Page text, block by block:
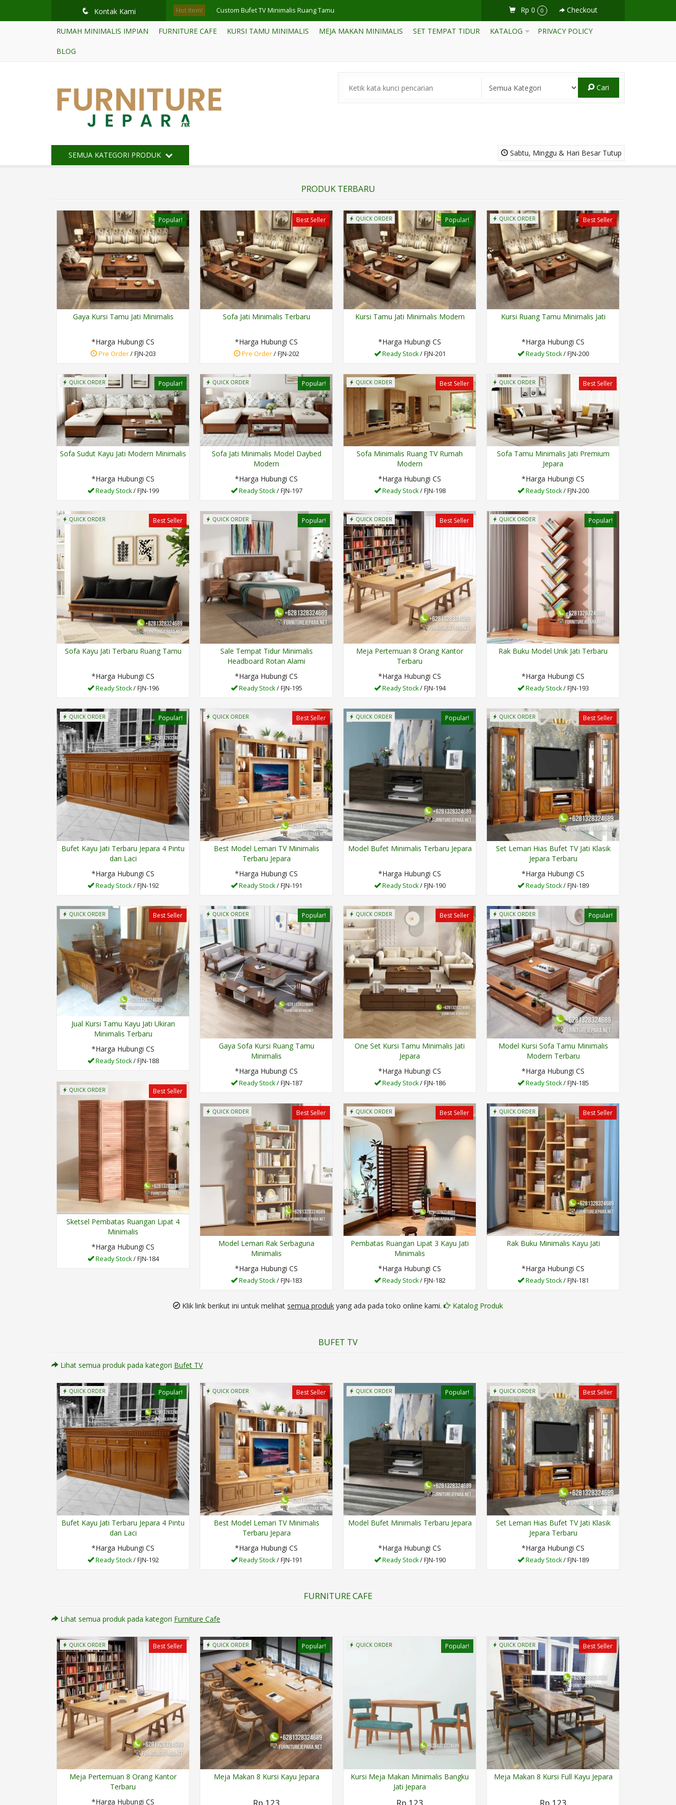
q Kontak Kami Hot Item! Bufet Minimalis Kayu Jati Estetika Ruang Tamu
Kursi Sofa Tamu Minimalis Jati Mewah Jepara
Desain Sofa Tamu Klasik Italian Jati Solid Antik F....
Rp 0 0 Checkout
RUMAH MINIMALIS IMPIAN FURNITURE CAFE KURSI TAMU MINIMALIS MEJA MAKAN MINIMALIS SET TEMPAT TIDUR KATALOG PRIVACY POLICY
BLOG
Cari
Sabtu, Minggu & Hari Besar Tutup
SEMUA KATEGORI PRODUK
PRODUK TERBARU
Popular!
Gaya Kursi Tamu Jati Minimalis
*Harga Hubungi CS
Pre Order/ FJN-203
Best Seller
Sofa Jati Minimalis Terbaru
*Harga Hubungi CS
Pre Order/ FJN-202
Popular!
QUICK ORDER
Kursi Tamu Jati Minimalis Modern
*Harga Hubungi CS
Ready Stock/ FJN-201
Best Seller
QUICK ORDER
Kursi Ruang Tamu Minimalis Jati
*Harga Hubungi CS
Ready Stock/ FJN-200
Popular!
QUICK ORDER
Sofa Sudut Kayu Jati Modern Minimalis
*Harga Hubungi CS
Ready Stock/ FJN-199
Popular!
QUICK ORDER
Sofa Jati Minimalis Model Daybed
Modern
*Harga Hubungi CS
Ready Stock/ FJN-197
Best Seller
QUICK ORDER
Sofa Minimalis Ruang TV Rumah
Modern
*Harga Hubungi CS
Ready Stock/ FJN-198
Best Seller
QUICK ORDER
Sofa Tamu Minimalis Jati Premium
Jepara
*Harga Hubungi CS
Ready Stock/ FJN-200
Best Seller
QUICK ORDER
Sofa Kayu Jati Terbaru Ruang Tamu
*Harga Hubungi CS
Ready Stock/ FJN-196
Popular!
QUICK ORDER
Sale Tempat Tidur Minimalis
Headboard Rotan Alami
*Harga Hubungi CS
Ready Stock/ FJN-195
Best Seller
QUICK ORDER
Meja Pertemuan 8 Orang Kantor
Terbaru
*Harga Hubungi CS
Ready Stock/ FJN-194
Popular!
QUICK ORDER
Rak Buku Model Unik Jati Terbaru
*Harga Hubungi CS
Ready Stock/ FJN-193
Popular!
QUICK ORDER
Bufet Kayu Jati Terbaru Jepara 4 Pintu
dan Laci
*Harga Hubungi CS
Ready Stock/ FJN-192
Best Seller
QUICK ORDER
Best Model Lemari TV Minimalis
Terbaru Jepara
*Harga Hubungi CS
Ready Stock/ FJN-191
Popular!
QUICK ORDER
Model Bufet Minimalis Terbaru Jepara
*Harga Hubungi CS
Ready Stock/ FJN-190
Best Seller
QUICK ORDER
Set Lemari Hias Bufet TV Jati Klasik
Jepara Terbaru
*Harga Hubungi CS
Ready Stock/ FJN-189
Best Seller
QUICK ORDER
Jual Kursi Tamu Kayu Jati Ukiran
Minimalis Terbaru
*Harga Hubungi CS
Ready Stock/ FJN-188
Popular!
QUICK ORDER
Gaya Sofa Kursi Ruang Tamu
Minimalis
*Harga Hubungi CS
Ready Stock/ FJN-187
Best Seller
QUICK ORDER
One Set Kursi Tamu Minimalis Jati
Jepara
*Harga Hubungi CS
Ready Stock/ FJN-186
Popular!
QUICK ORDER
Model Kursi Sofa Tamu Minimalis
Modern Terbaru
*Harga Hubungi CS
Ready Stock/ FJN-185
Best Seller
QUICK ORDER
Sketsel Pembatas Ruangan Lipat 4
Minimalis
*Harga Hubungi CS
Ready Stock/ FJN-184
Best Seller
QUICK ORDER
Model Lemari Rak Serbaguna
Minimalis
*Harga Hubungi CS
Ready Stock/ FJN-183
Best Seller
QUICK ORDER
Pembatas Ruangan Lipat 3 Kayu Jati
Minimalis
*Harga Hubungi CS
Ready Stock/ FJN-182
Best Seller
QUICK ORDER
Rak Buku Minimalis Kayu Jati
*Harga Hubungi CS
Ready Stock/ FJN-181
Klik link berikut ini untuk melihat semua produk yang ada pada toko online kami. Katalog Produk
BUFET TV
Lihat semua produk pada kategori Bufet TV
Popular!
QUICK ORDER
Bufet Kayu Jati Terbaru Jepara 4 Pintu
dan Laci
*Harga Hubungi CS
Ready Stock/ FJN-192
Best Seller
QUICK ORDER
Best Model Lemari TV Minimalis
Terbaru Jepara
*Harga Hubungi CS
Ready Stock/ FJN-191
Popular!
QUICK ORDER
Model Bufet Minimalis Terbaru Jepara
*Harga Hubungi CS
Ready Stock/ FJN-190
Best Seller
QUICK ORDER
Set Lemari Hias Bufet TV Jati Klasik
Jepara Terbaru
*Harga Hubungi CS
Ready Stock/ FJN-189
FURNITURE CAFE
Lihat semua produk pada kategori Furniture Cafe
Best Seller
QUICK ORDER
Meja Pertemuan 8 Orang Kantor
Terbaru
*Harga Hubungi CS
Popular!
QUICK ORDER
Meja Makan 8 Kursi Kayu Jepara
Rp 123
Popular!
QUICK ORDER
Kursi Meja Makan Minimalis Bangku
Jati Jepara
Rp 123
Best Seller
QUICK ORDER
Meja Makan 8 Kursi Full Kayu Jepara
Rp 123